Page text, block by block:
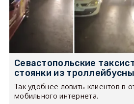
Севастопольские
стоянки из
Так удобнее ловить клиентов в
мобильного интернета.